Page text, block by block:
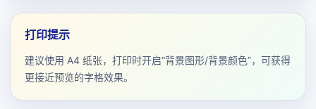
打印提示
建议使用 A4 纸张，打印时开启“背景图形/背景颜色”，可获得
更接近预览的字格效果。